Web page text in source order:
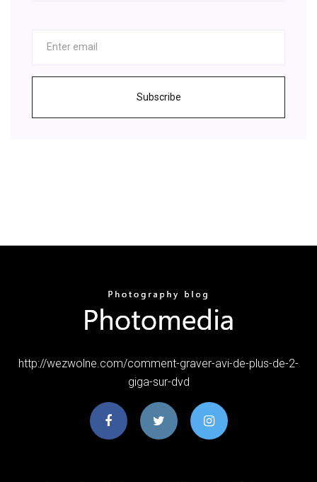
Subscribe
http://wezwolne.com/comment-graver-avi-de-plus-de-2-
giga-sur-dvd